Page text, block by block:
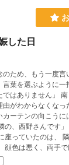
した日
、もう一度言いますね」
選ぶように一拍置いた。
ん」 南 恵子は、一瞬、自分の名
がわからなくなっ
ーテンの向こうには
。 汗で濡れた額が